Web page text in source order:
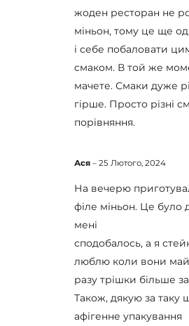
жоден ресторан не
міньон, тому це ще
і себе побаловати
смаком. В той же
мачете. Смаки дуже
гірше. Просто різні
порівняння.
Ася – 25 Лютого, 2024
На вечерю
філе міньон. Це було
мені
сподобалось, а я
люблю коли вони
разу трішки більше
Також, дякую за таку
афігенне упакування